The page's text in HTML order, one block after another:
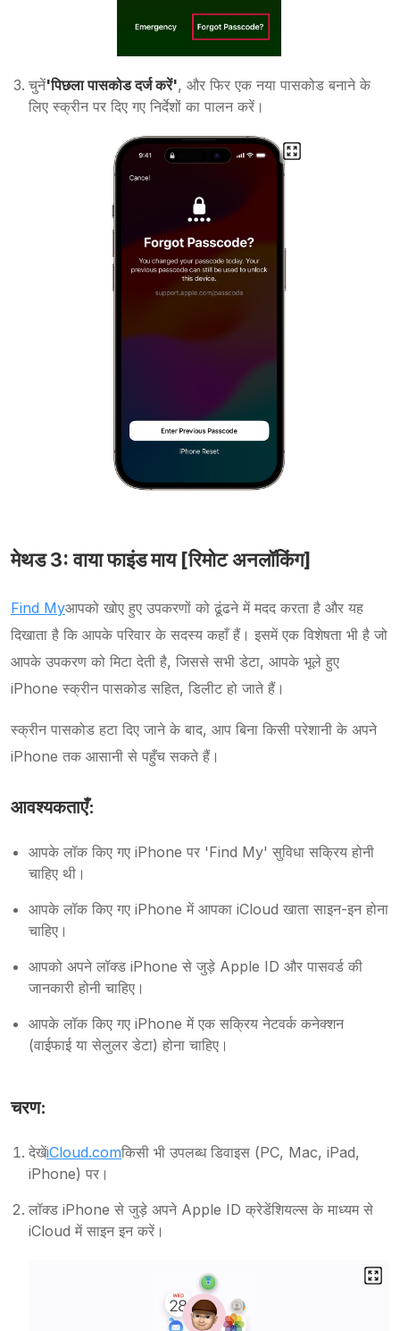
चुनें'पिछला पासकोड दर्ज करें', और फिर एक नया पासकोड बनाने के
लिए स्क्रीन पर दिए गए निर्देशों का पालन करें।
मेथड 3: वाया फाइंड माय [रिमोट अनलॉकिंग]
Find Myआपको खोए हुए उपकरणों को ढूंढने में मदद करता है और यह
दिखाता है कि आपके परिवार के सदस्य कहाँ हैं। इसमें एक विशेषता भी है जो
आपके उपकरण को मिटा देती है, जिससे सभी डेटा, आपके भूले हुए
iPhone स्क्रीन पासकोड सहित, डिलीट हो जाते हैं।
स्क्रीन पासकोड हटा दिए जाने के बाद, आप बिना किसी परेशानी के अपने
iPhone तक आसानी से पहुँच सकते हैं।
आवश्यकताएँ:
आपके लॉक किए गए iPhone पर 'Find My' सुविधा सक्रिय होनी
चाहिए थी।
आपके लॉक किए गए iPhone में आपका iCloud खाता साइन-इन होना
चाहिए।
आपको अपने लॉक्ड iPhone से जुड़े Apple ID और पासवर्ड की
जानकारी होनी चाहिए।
आपके लॉक किए गए iPhone में एक सक्रिय नेटवर्क कनेक्शन
(वाईफाई या सेलुलर डेटा) होना चाहिए।
चरण:
देखेंiCloud.comकिसी भी उपलब्ध डिवाइस (PC, Mac, iPad,
iPhone) पर।
लॉक्ड iPhone से जुड़े अपने Apple ID क्रेडेंशियल्स के माध्यम से
iCloud में साइन इन करें।